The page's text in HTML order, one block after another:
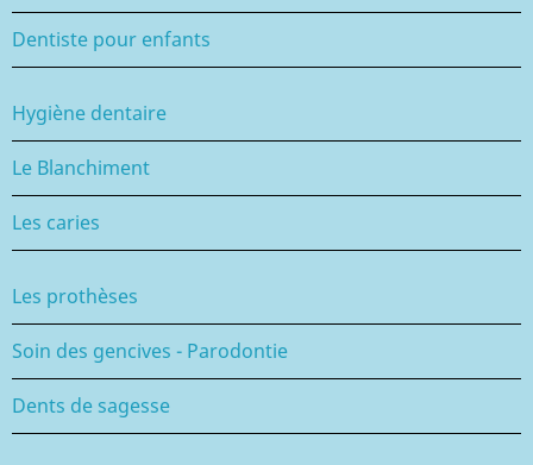
Dentiste pour enfants
Hygiène dentaire
Le Blanchiment
Les caries
Les prothèses
Soin des gencives - Parodontie
Dents de sagesse